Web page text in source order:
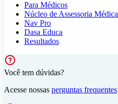
Para Médicos
Núcleo de Assessoria Médica
Nav Pro
Dasa Educa
Resultados
Você tem dúvidas?
Acesse nossas perguntas frequentes